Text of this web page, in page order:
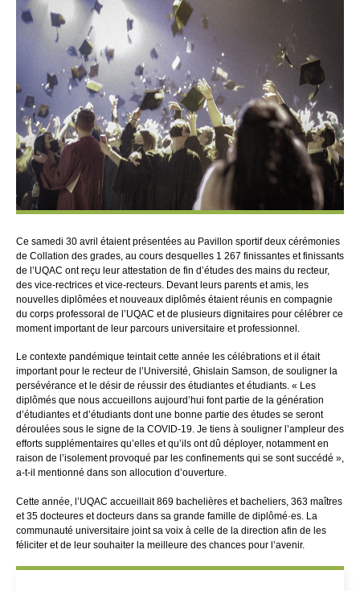
Ce samedi 30 avril étaient présentées au Pavillon sportif deux cérémonies
de Collation des grades, au cours desquelles 1 267 finissantes et finissants
de l’UQAC ont reçu leur attestation de fin d’études des mains du recteur,
des vice-rectrices et vice-recteurs. Devant leurs parents et amis, les
nouvelles diplômées et nouveaux diplômés étaient réunis en compagnie
du corps professoral de l’UQAC et de plusieurs dignitaires pour célébrer ce
moment important de leur parcours universitaire et professionnel.
Le contexte pandémique teintait cette année les célébrations et il était
important pour le recteur de l’Université, Ghislain Samson, de souligner la
persévérance et le désir de réussir des étudiantes et étudiants. « Les
diplômés que nous accueillons aujourd’hui font partie de la génération
d’étudiantes et d’étudiants dont une bonne partie des études se seront
déroulées sous le signe de la COVID-19. Je tiens à souligner l’ampleur des
efforts supplémentaires qu’elles et qu’ils ont dû déployer, notamment en
raison de l’isolement provoqué par les confinements qui se sont succédé »,
a-t-il mentionné dans son allocution d’ouverture.
Cette année, l’UQAC accueillait 869 bachelières et bacheliers, 363 maîtres
et 35 docteures et docteurs dans sa grande famille de diplômé·es. La
communauté universitaire joint sa voix à celle de la direction afin de les
féliciter et de leur souhaiter la meilleure des chances pour l’avenir.